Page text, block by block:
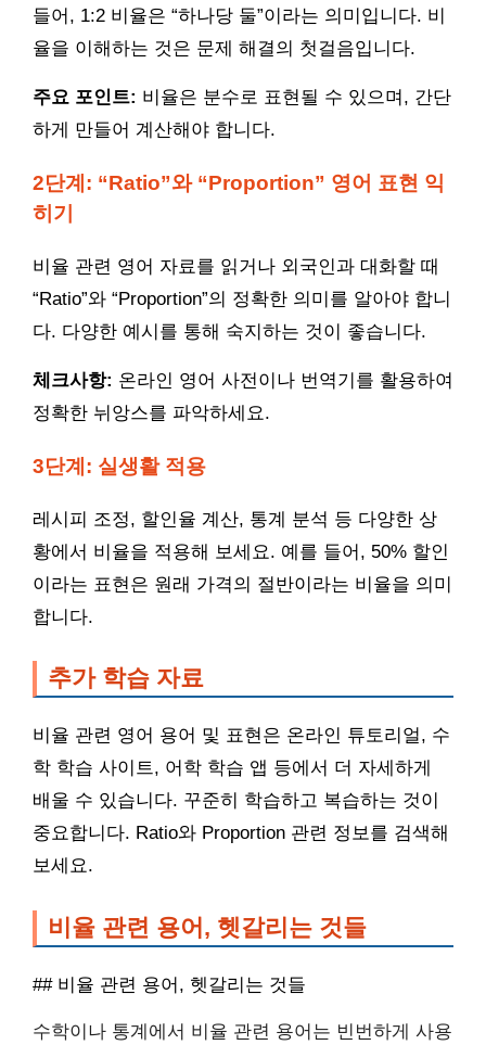
들어, 1:2 비율은 “하나당 둘”이라는 의미입니다. 비
율을 이해하는 것은 문제 해결의 첫걸음입니다.
주요 포인트: 비율은 분수로 표현될 수 있으며, 간단
하게 만들어 계산해야 합니다.
2단계: “Ratio”와 “Proportion” 영어 표현 익
히기
비율 관련 영어 자료를 읽거나 외국인과 대화할 때
“Ratio”와 “Proportion”의 정확한 의미를 알아야 합니
다. 다양한 예시를 통해 숙지하는 것이 좋습니다.
체크사항: 온라인 영어 사전이나 번역기를 활용하여
정확한 뉘앙스를 파악하세요.
3단계: 실생활 적용
레시피 조정, 할인율 계산, 통계 분석 등 다양한 상
황에서 비율을 적용해 보세요. 예를 들어, 50% 할인
이라는 표현은 원래 가격의 절반이라는 비율을 의미
합니다.
추가 학습 자료
비율 관련 영어 용어 및 표현은 온라인 튜토리얼, 수
학 학습 사이트, 어학 학습 앱 등에서 더 자세하게
배울 수 있습니다. 꾸준히 학습하고 복습하는 것이
중요합니다. Ratio와 Proportion 관련 정보를 검색해
보세요.
비율 관련 용어, 헷갈리는 것들
## 비율 관련 용어, 헷갈리는 것들
수학이나 통계에서 비율 관련 용어는 빈번하게 사용